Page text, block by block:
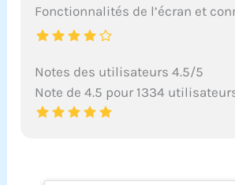
Fonctionnalités de l’écran et
Notes des utilisateurs 4.5/5
Note de 4.5 pour 1334